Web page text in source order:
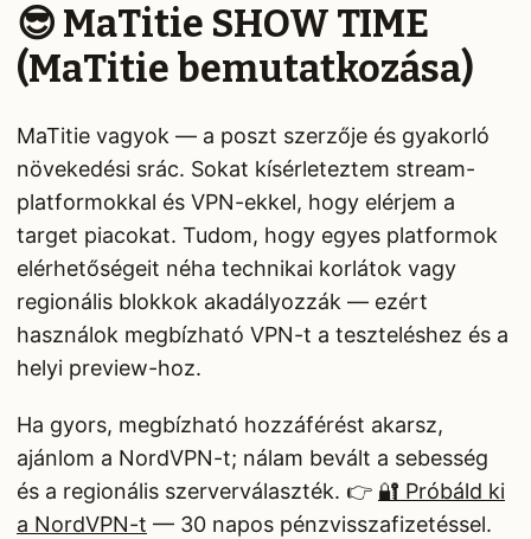
😎 MaTitie SHOW TIME
(MaTitie bemutatkozása)
MaTitie vagyok — a poszt szerzője és gyakorló
növekedési srác. Sokat kísérleteztem stream-
platformokkal és VPN-ekkel, hogy elérjem a
target piacokat. Tudom, hogy egyes platformok
elérhetőségeit néha technikai korlátok vagy
regionális blokkok akadályozzák — ezért
használok megbízható VPN-t a teszteléshez és a
helyi preview-hoz.
Ha gyors, megbízható hozzáférést akarsz,
ajánlom a NordVPN-t; nálam bevált a sebesség
és a regionális szerverválaszték. 👉 🔐 Próbáld ki
a NordVPN-t — 30 napos pénzvisszafizetéssel.